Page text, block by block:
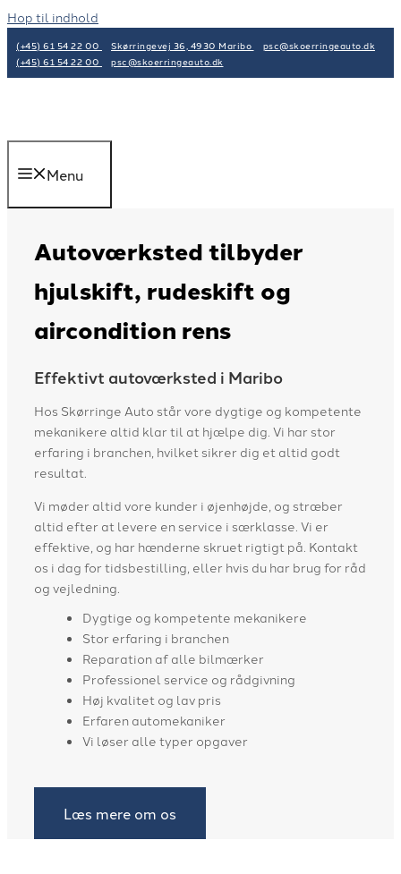
Hop til indhold
(+45) 61 54 22 00 Skørringevej 36, 4930 Maribo
psc@skoerringeauto.dk
(+45) 61 54 22 00
psc@skoerringeauto.dk
Menu
Autoværksted tilbyder
hjulskift, rudeskift og
aircondition rens
Effektivt autoværksted i Maribo
Hos Skørringe Auto står vore dygtige og kompetente
mekanikere altid klar til at hjælpe dig. Vi har stor
erfaring i branchen, hvilket sikrer dig et altid godt
resultat.
Vi møder altid vore kunder i øjenhøjde, og stræber
altid efter at levere en service i særklasse. Vi er
effektive, og har hænderne skruet rigtigt på. Kontakt
os i dag for tidsbestilling, eller hvis du har brug for råd
og vejledning.
Dygtige og kompetente mekanikere
Stor erfaring i branchen
Reparation af alle bilmærker
Professionel service og rådgivning
Høj kvalitet og lav pris
Erfaren automekaniker
Vi løser alle typer opgaver
Læs mere om os